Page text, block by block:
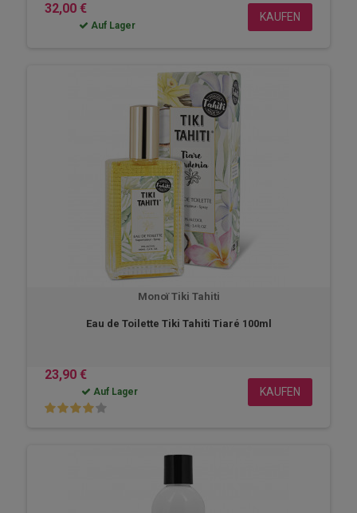
32,00 €
Auf Lager
KAUFEN
Monoï Tiki Tahiti
Eau de Toilette Tiki Tahiti Tiaré 100ml
23,90 €
Auf Lager KAUFEN